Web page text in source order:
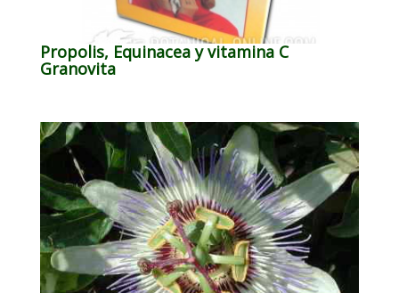
Propolis, Equinacea y vitamina C
Granovita